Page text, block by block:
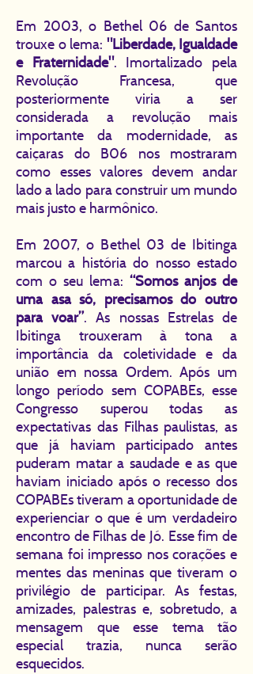
Em 2003, o Bethel 06 de Santos
trouxe o lema: "Liberdade, Igualdade
e Fraternidade". Imortalizado pela
Revolução Francesa, que
posteriormente viria a ser
considerada a revolução mais
importante da modernidade, as
caiçaras do B06 nos mostraram
como esses valores devem andar
lado a lado para construir um mundo
mais justo e harmônico.
Em 2007, o Bethel 03 de Ibitinga
marcou a história do nosso estado
com o seu lema: “Somos anjos de
uma asa só, precisamos do outro
para voar”. As nossas Estrelas de
Ibitinga trouxeram à tona a
importância da coletividade e da
união em nossa Ordem. Após um
longo período sem COPABEs, esse
Congresso superou todas as
expectativas das Filhas paulistas, as
que já haviam participado antes
puderam matar a saudade e as que
haviam iniciado após o recesso dos
COPABEs tiveram a oportunidade de
experienciar o que é um verdadeiro
encontro de Filhas de Jó. Esse fim de
semana foi impresso nos corações e
mentes das meninas que tiveram o
privilégio de participar. As festas,
amizades, palestras e, sobretudo, a
mensagem que esse tema tão
especial trazia, nunca serão
esquecidos.